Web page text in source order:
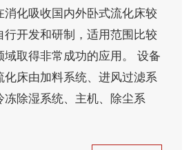
消化吸收国内外卧式流化床较
行开发和研制，适用范围比较
域取得非常成功的应用。 设备
化床由加料系统、进风过滤系
冻除湿系统、主机、除尘系